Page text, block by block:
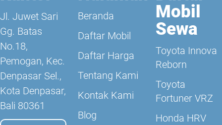
Jl. Juwet Sari
Gg. Batas
No.18,
Pemogan, Kec.
Denpasar Sel.,
Kota Denpasar,
Bali 80361
Beranda
Daftar Mobil
Daftar Harga
Tentang Kami
Kontak Kami
Blog
Mobil
Sewa
Toyota Innova
Reborn
Toyota
Fortuner VRZ
Honda HRV